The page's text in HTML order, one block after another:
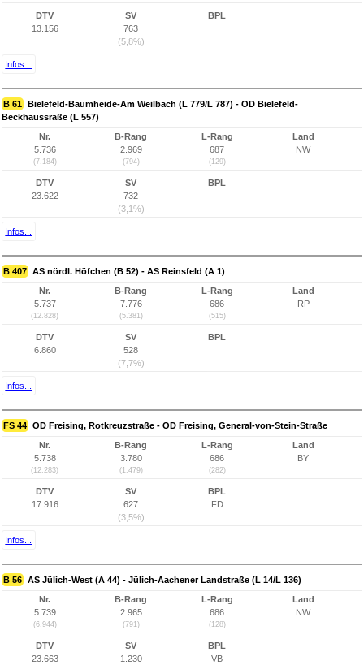
DTV
13.156
SV
763
(5,8%)
BPL
Infos...
B 61 Bielefeld-Baumheide-Am Weilbach (L 779/L 787) - OD Bielefeld-
Beckhaussraße (L 557)
Nr.
5.736
(7.184)
B-Rang
2.969
(794)
L-Rang
687
(129)
Land
NW
DTV
23.622
SV
732
(3,1%)
BPL
Infos...
B 407 AS nördl. Höfchen (B 52) - AS Reinsfeld (A 1)
Nr.
5.737
(12.828)
B-Rang
7.776
(5.381)
L-Rang
686
(515)
Land
RP
DTV
6.860
SV
528
(7,7%)
BPL
Infos...
FS 44 OD Freising, Rotkreuzstraße - OD Freising, General-von-Stein-Straße
Nr.
5.738
(12.283)
B-Rang
3.780
(1.479)
L-Rang
686
(282)
Land
BY
DTV
17.916
SV
627
(3,5%)
BPL
FD
Infos...
B 56 AS Jülich-West (A 44) - Jülich-Aachener Landstraße (L 14/L 136)
Nr.
5.739
(6.944)
B-Rang
2.965
(791)
L-Rang
686
(128)
Land
NW
DTV
23.663
SV
1.230
BPL
VB